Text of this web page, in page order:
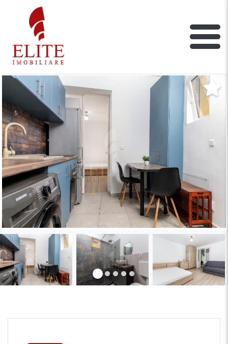
ELITE IMOBILIARE
Main Nav